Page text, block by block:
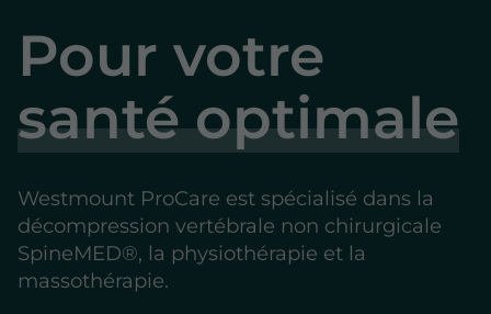
Pour votre
santé optimale
Westmount ProCare est spécialisé dans la
décompression vertébrale non chirurgicale
SpineMED®, la physiothérapie et la
massothérapie.